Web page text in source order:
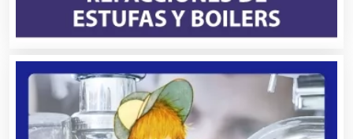
Autopartes Eléctricas
Balnearios